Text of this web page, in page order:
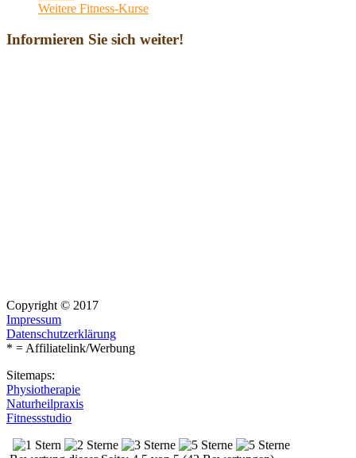
Weitere Fitness-Kurse
Informieren Sie sich weiter!
Copyright © 2017
Impressum
Datenschutzerklärung
* = Affiliatelink/Werbung
Sitemaps:
Physiotherapie
Naturheilpraxis
Fitnessstudio